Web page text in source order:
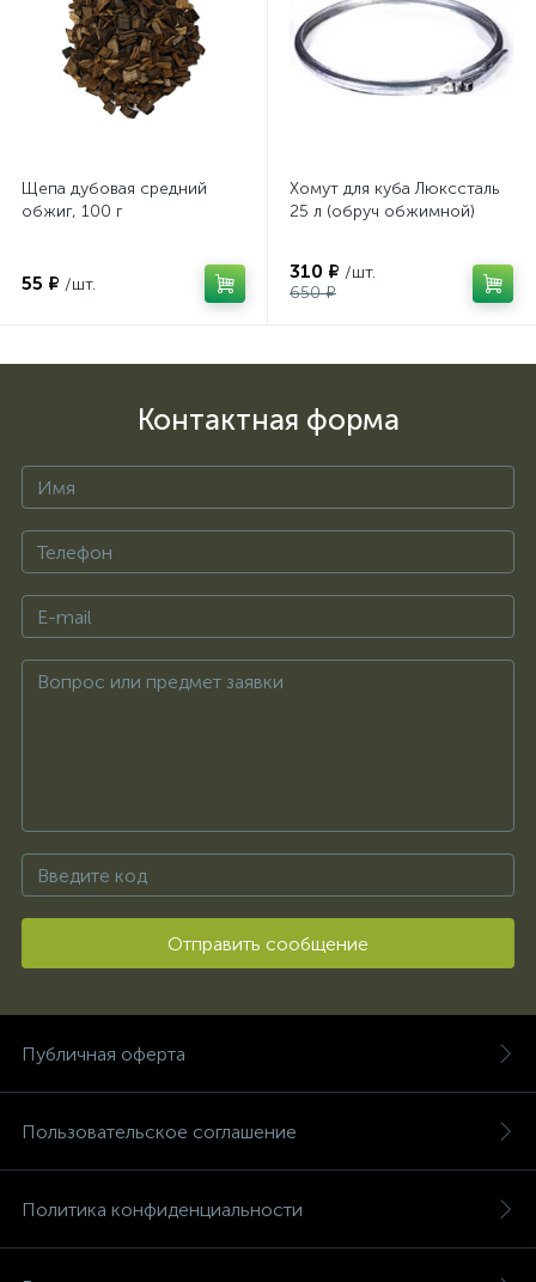
Щепа дубовая средний
обжиг, 100 г
55 ₽ /шт.
Хомут для куба Люкссталь
25 л (обруч обжимной)
310 ₽ /шт.
650 ₽
Контактная форма
Отправить сообщение
Публичная оферта
Пользовательское соглашение
Политика конфиденциальности